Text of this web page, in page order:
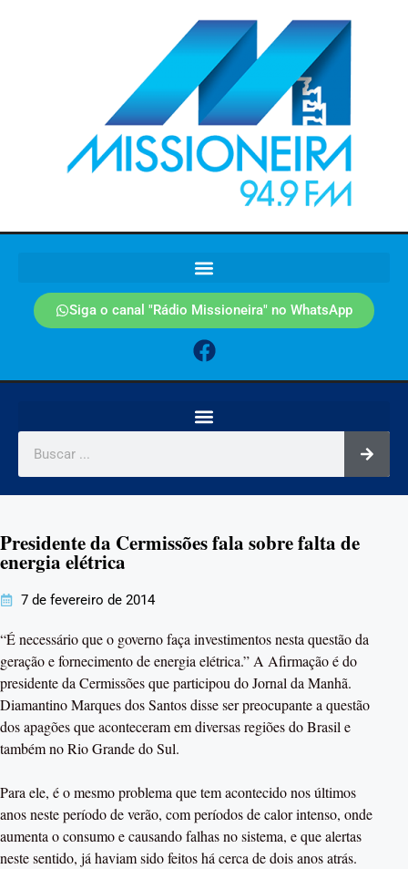
Siga o canal "Rádio Missioneira" no WhatsApp
Presidente da Cermissões fala sobre falta de
energia elétrica
7 de fevereiro de 2014
“É necessário que o governo faça investimentos nesta questão da
geração e fornecimento de energia elétrica.” A Afirmação é do
presidente da Cermissões que participou do Jornal da Manhã.
Diamantino Marques dos Santos disse ser preocupante a questão
dos apagões que aconteceram em diversas regiões do Brasil e
também no Rio Grande do Sul.
Para ele, é o mesmo problema que tem acontecido nos últimos
anos neste período de verão, com períodos de calor intenso, onde
aumenta o consumo e causando falhas no sistema, e que alertas
neste sentido, já haviam sido feitos há cerca de dois anos atrás.